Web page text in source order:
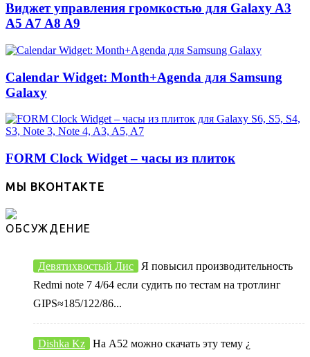
Виджет управления громкостью для Galaxy A3
A5 A7 A8 A9
Calendar Widget: Month+Agenda для Samsung
Galaxy
FORM Clock Widget – часы из плиток
МЫ ВКОНТАКТЕ
ОБСУЖДЕНИЕ
Девятихвостый Лис
Я повысил производительность
Redmi note 7 4/64 если судить по тестам на тротлинг
GIPS≈185/122/86...
Dishka Kz На А52 можно скачать эту тему ¿